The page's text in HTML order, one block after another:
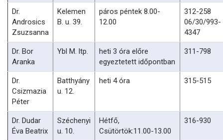
Dr.
Androsics
Zsuzsanna
Kelemen
B. u. 39.
páros péntek 8.00-
12.00
312-258
06/30/993-
4347
Dr. Bor
Aranka
Ybl M. ltp.
heti 3 óra előre
egyeztetett időpontban
311-798
Dr.
Csizmazia
Péter
Batthyány
u. 12.
heti 4 óra 315-515
Dr. Dudar
Éva Beatrix
Széchenyi
u. 10.
Hétfő,
Csütörtök:11.00-13.00
316-930